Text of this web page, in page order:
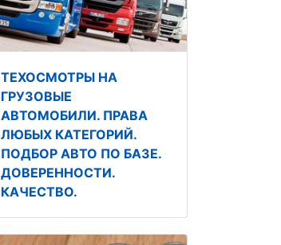
ТЕХОСМОТРЫ НА
ГРУЗОВЫЕ
АВТОМОБИЛИ. ПРАВА
ЛЮБЫХ КАТЕГОРИЙ.
ПОДБОР АВТО ПО БАЗЕ.
ДОВЕРЕННОСТИ.
КАЧЕСТВО.